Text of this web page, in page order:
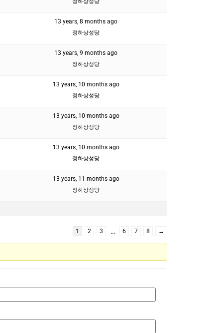
13 years, 8 months ago
정하상성당
13 years, 9 months ago
정하상성당
13 years, 10 months ago
정하상성당
13 years, 10 months ago
정하상성당
13 years, 10 months ago
정하상성당
13 years, 11 months ago
정하상성당
1 2 3 … 6 7 8 →